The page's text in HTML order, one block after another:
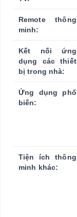
Remote thông
minh:
Kết nối ứng
dụng các thiết
bị trong nhà:
Ứng dụng phổ
biến:
Tiện ích thông
minh khác: